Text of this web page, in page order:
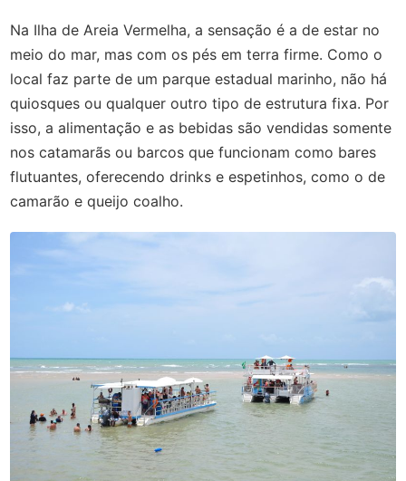
Na Ilha de Areia Vermelha, a sensação é a de estar no
meio do mar, mas com os pés em terra firme. Como o
local faz parte de um parque estadual marinho, não há
quiosques ou qualquer outro tipo de estrutura fixa. Por
isso, a alimentação e as bebidas são vendidas somente
nos catamarãs ou barcos que funcionam como bares
flutuantes, oferecendo drinks e espetinhos, como o de
camarão e queijo coalho.